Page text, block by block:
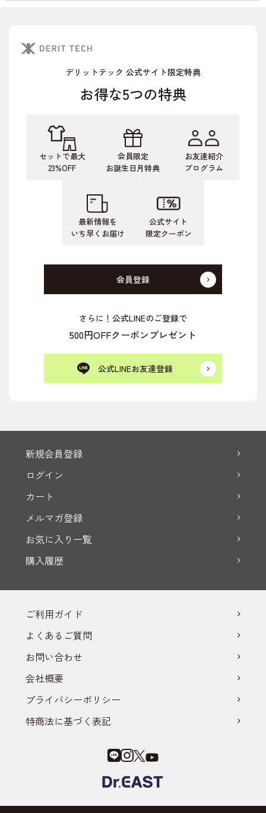
デリットテック 公式サイト限定特典
お得な5つの特典
セットで最大
23%OFF
会員限定
お誕生日月特典
お友達紹介
プログラム
最新情報を
いち早くお届け
公式サイト
限定クーポン
会員登録
さらに！公式LINEのご登録で
500円OFFクーポンプレゼント
公式LINEお友達登録
新規会員登録
ログイン
カート
メルマガ登録
お気に入り一覧
購入履歴
ご利用ガイド
よくあるご質問
お問い合わせ
会社概要
プライバシーポリシー
特商法に基づく表記